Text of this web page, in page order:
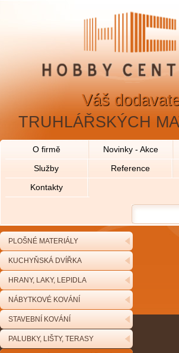
Váš
TRUHLÁŘSKÝCH
O firmě Novinky - Akce
Služby
Reference
Kontakty
PLOŠNÉ MATERIÁLY
KUCHYŇSKÁ DVÍŘKA
HRANY, LAKY, LEPIDLA
NÁBYTKOVÉ KOVÁNÍ
STAVEBNÍ KOVÁNÍ
PALUBKY, LIŠTY, TERASY